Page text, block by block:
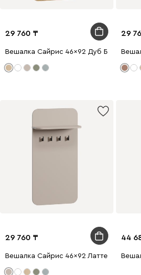
29 760
Вешалка Сайрис 46x92 Дуб Барбера
29
29 760
Вешалка Сайрис 46x92 Латте
44